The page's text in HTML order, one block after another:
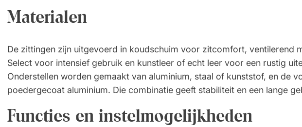
Materialen
De zittingen zijn uitgevoerd in koudschuim voor zitcomfort, ventilerend
Select voor intensief gebruik en kunstleer of echt leer voor een rustig
Onderstellen worden gemaakt van aluminium, staal of kunststof, en de
poedergecoat aluminium. Die combinatie geeft stabiliteit en een lange
Functies en instelmogelijkheden